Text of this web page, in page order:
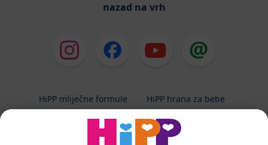
nazad na vrh
HiPP mliječne formule
HiPP hrana za bebe
HiPP njega
HiPP trudnoća
Terapeutska dijeta